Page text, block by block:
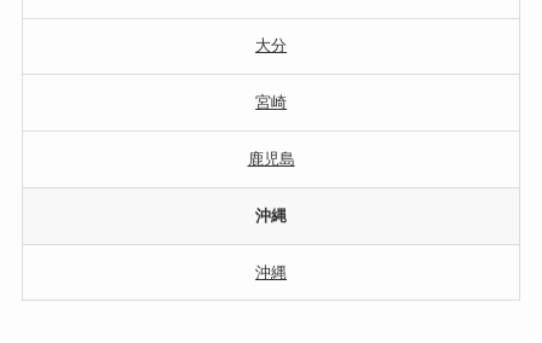
大分
宮崎
鹿児島
沖縄
沖縄